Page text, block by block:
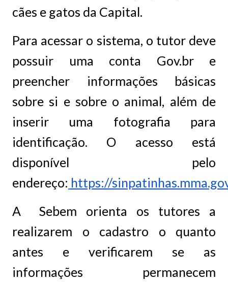
cães e gatos da Capital.
Para acessar o sistema, o tutor deve
possuir uma conta Gov.br e
preencher informações básicas
sobre si e sobre o animal, além de
inserir uma fotografia para
identificação. O acesso está
disponível pelo
endereço: https://
A Sebem orienta os tutores a
realizarem o cadastro o quanto
antes e verificarem se as
informações permanecem